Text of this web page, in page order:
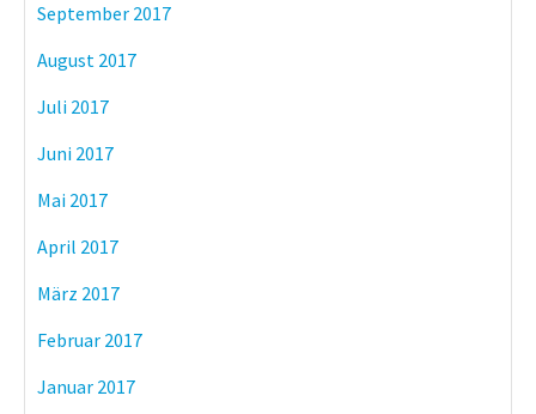
September 2017
August 2017
Juli 2017
Juni 2017
Mai 2017
April 2017
März 2017
Februar 2017
Januar 2017